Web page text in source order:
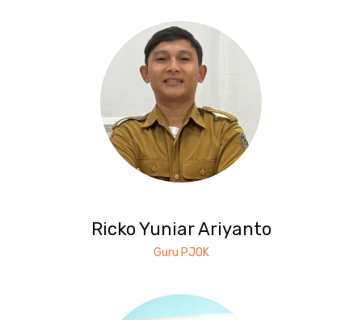
Ricko Yuniar Ariyanto
Guru PJOK